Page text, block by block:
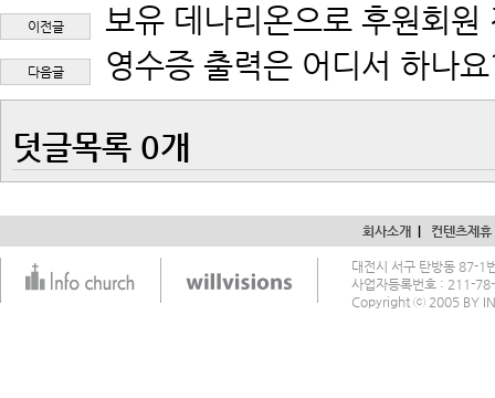
이전글 보유 데나리온으로 후원회원
다음글 영수증 출력은 어디서 하나
덧글목록 0개
회사소개 컨텐츠제휴
대전시 서구 탄방동 87-
사업자등록번호 : 211-
Copyright ⓒ 2005 BY